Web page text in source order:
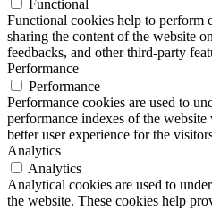
Functional
Functional cookies help to perform
sharing the content of the website
feedbacks, and other third-party
Performance
Performance
Performance cookies are used to
performance indexes of the
better user experience for the
Analytics
Analytics
Analytical cookies are used to
the website. These cookies help